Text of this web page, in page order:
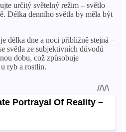
určitý světelný režim – světlo
Délka denního světla by měla být
délka dne a noci přibližně stejná –
světla ze subjektivních důvodů
dobu, což způsobuje
ryb a rostlin.